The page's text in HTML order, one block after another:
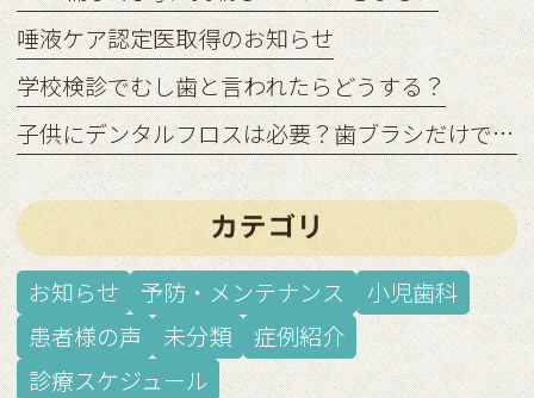
唾液ケア認定医取得のお知らせ
学校検診でむし歯と言われたらどうする？
子供にデンタルフロスは必要？歯ブラシだけでは足りない理由
カテゴリ
お知らせ 予防・メンテナンス
小児歯科
患者様の声
未分類
症例紹介
診療スケジュール